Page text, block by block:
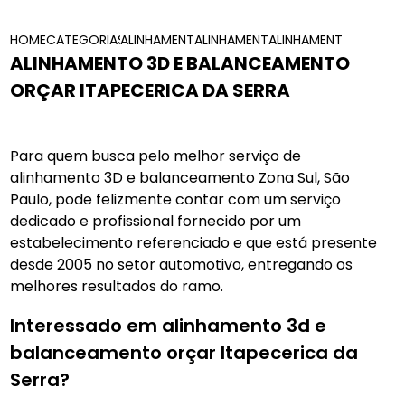
HOMECATEGORIASALINHAMENTO E BALANCEAMENTOS
ALINHAMENTO E BALANCEAMENTO
ALINHAMENTO 3D E
ALINHAMENTO 3D E BALANCEAMENTO
ORÇAR ITAPECERICA DA SERRA
Para quem busca pelo melhor serviço de
alinhamento 3D e balanceamento Zona Sul, São
Paulo, pode felizmente contar com um serviço
dedicado e profissional fornecido por um
estabelecimento referenciado e que está presente
desde 2005 no setor automotivo, entregando os
melhores resultados do ramo.
Interessado em alinhamento 3d e
balanceamento orçar Itapecerica da
Serra?